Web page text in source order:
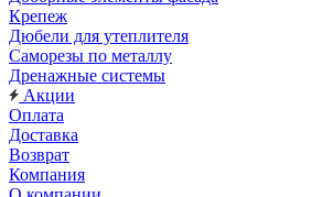
Крепеж
Дюбели для утеплителя
Саморезы по металлу
Дренажные системы
Акции
Оплата
Доставка
Возврат
Компания